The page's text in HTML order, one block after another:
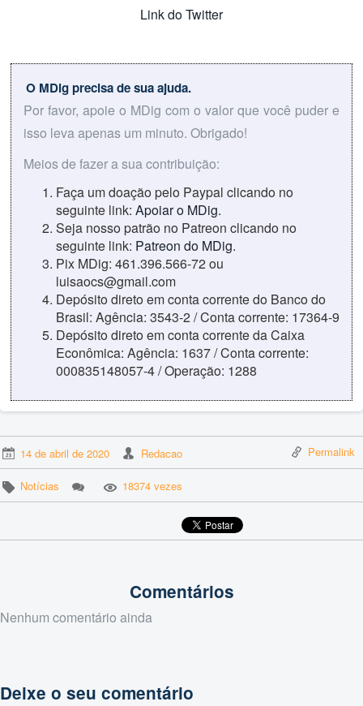
Link do Twitter
O MDig precisa de sua ajuda.
Por favor, apoie o MDig com o valor que você puder e
isso leva apenas um minuto. Obrigado!
Meios de fazer a sua contribuição:
Faça um doação pelo Paypal clicando no
seguinte link: Apoiar o MDig.
Seja nosso patrão no Patreon clicando no
seguinte link: Patreon do MDig.
Pix MDig: 461.396.566-72 ou
luisaocs@gmail.com
Depósito direto em conta corrente do Banco do
Brasil: Agência: 3543-2 / Conta corrente: 17364-9
Depósito direto em conta corrente da Caixa
Econômica: Agência: 1637 / Conta corrente:
000835148057-4 / Operação: 1288
14 de abril de 2020 Redacao Permalink
Notícias 18374 vezes
Comentários
Nenhum comentário ainda
Deixe o seu comentário